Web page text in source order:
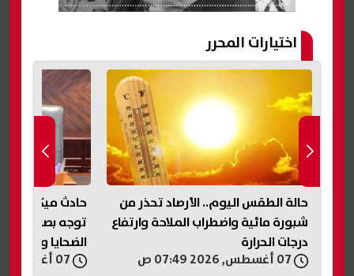
اختيارات المحرر
حالة الطقس اليوم.. الأرصاد تحذر من
شبورة مائية واضطراب الملاحة وارتفاع
درجات الحرارة
حادث ميكروباص
توجه بصرف
الضحايا